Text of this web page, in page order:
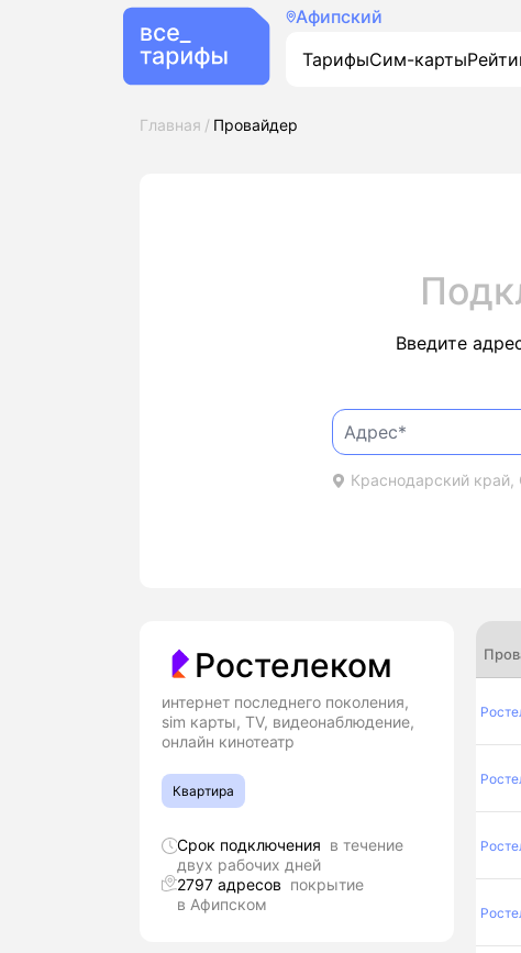
Афипский
ТарифыСим-карты
Главная Провайдер
Введите
Краснодарский край,
Ростелеком
интернет последнего поколения,
sim карты, TV, видеонаблюдение,
онлайн кинотеатр
Квартира
Срок подключения в течение
двух рабочих дней
2797 адресов покрытие
в Афипском